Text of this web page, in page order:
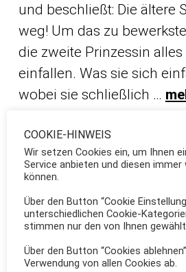
und beschließt: Die ältere
weg! Um das zu
die zweite Prinzessin
einfallen. Was sie sich
wobei sie schließlich …
30.04.2026:
Maiansingen
COOKIE-HINWEIS
Wir setzen Cookies ein, um Ihnen
Service anbieten und diesen
können.
Über den Button “Cookie
unterschiedlichen Cookie-
stimmen nur den von Ihnen
Über den Button “Cookies
Verwendung von allen Cookies ab.